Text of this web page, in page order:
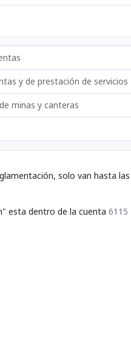
y de prestación de servicios
minas y canteras
solo van hasta
esta dentro de la cuenta 6115